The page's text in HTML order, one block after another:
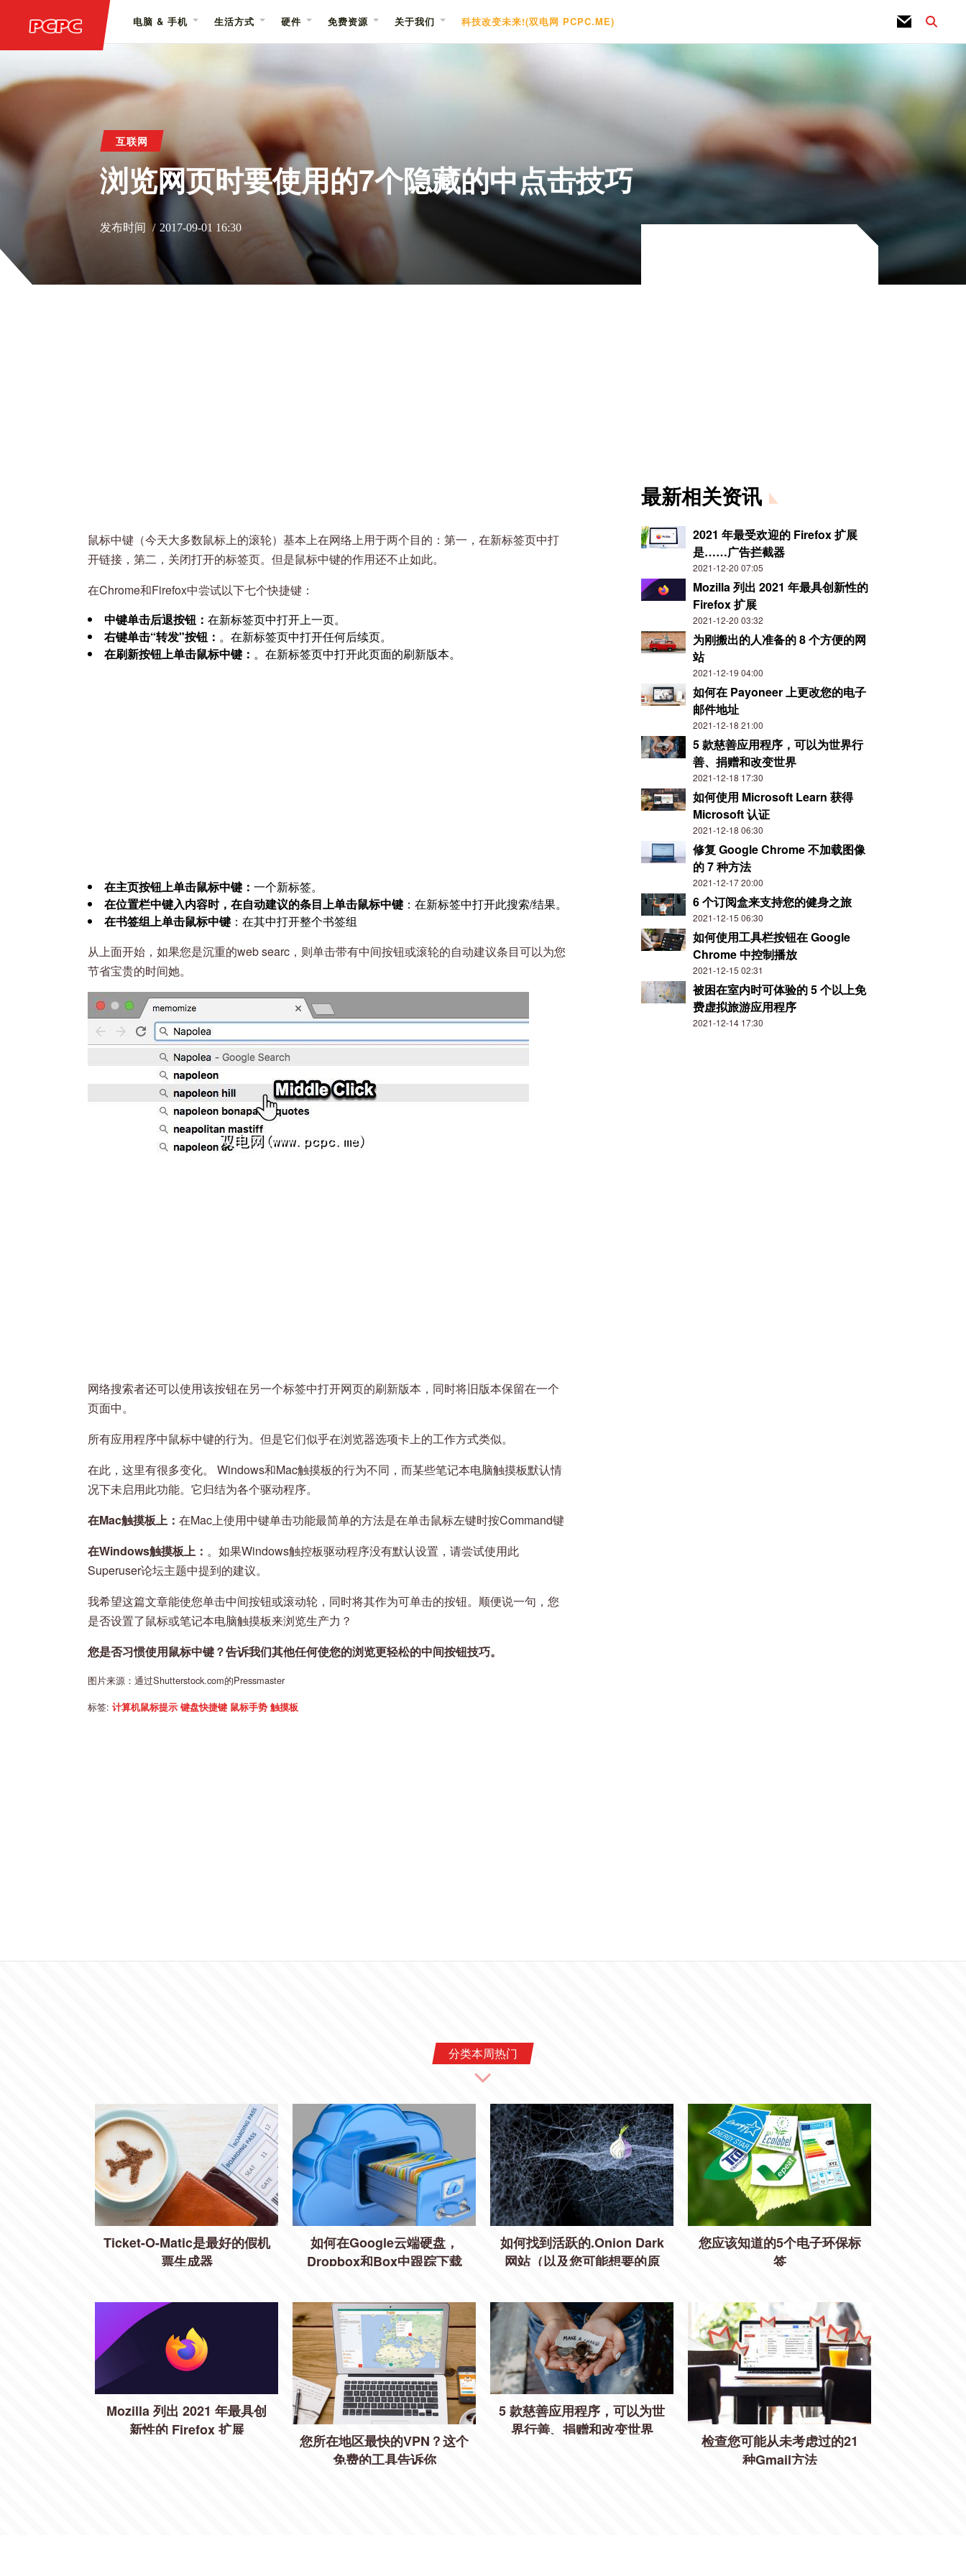
电脑 & 手机 生活方式 硬件 免费资源 关于我们 科技改变未来!(双电网 PCPC.ME)
互联网
浏览网页时要使用的7个隐藏的中点击技巧
发布时间 2017-09-01 16:30
鼠标中键（今天大多数鼠标上的滚轮）基本上在网络上用于两个目的：第一，在新标签页中打
开链接，第二，关闭打开的标签页。但是鼠标中键的作用还不止如此。
在Chrome和Firefox中尝试以下七个快捷键：
中键单击后退按钮： 在新标签页中打开上一页。
右键单击“转发"按钮： 。在新标签页中打开任何后续页。
在刷新按钮上单击鼠标中键： 。在新标签页中打开此页面的刷新版本。
在主页按钮上单击鼠标中键： 一个新标签。
在位置栏中键入内容时，在自动建议的条目上单击鼠标中键 ：在新标签中打开此搜索/结果。
在书签组上单击鼠标中键 ：在其中打开整个书签组
从上面开始，如果您是沉重的web searc，则单击带有中间按钮或滚轮的自动建议条目可以为您
节省宝贵的时间她。
网络搜索者还可以使用该按钮在另一个标签中打开网页的刷新版本，同时将旧版本保留在一个
页面中。
所有应用程序中鼠标中键的行为。但是它们似乎在浏览器选项卡上的工作方式类似。
在此，这里有很多变化。 Windows和Mac触摸板的行为不同，而某些笔记本电脑触摸板默认情
况下未启用此功能。它归结为各个驱动程序。
在Mac触摸板上： 在Mac上使用中键单击功能最简单的方法是在单击鼠标左键时按Command键
在Windows触摸板上： 。如果Windows触控板驱动程序没有默认设置，请尝试使用此
Superuser论坛主题中提到的建议。
我希望这篇文章能使您单击中间按钮或滚动轮，同时将其作为可单击的按钮。顺便说一句，您
是否设置了鼠标或笔记本电脑触摸板来浏览生产力？
您是否习惯使用鼠标中键？告诉我们其他任何使您的浏览更轻松的中间按钮技巧。
图片来源：通过Shutterstock.com的Pressmaster
标签: 计算机鼠标提示 键盘快捷键 鼠标手势 触摸板
最新相关资讯
2021 年最受欢迎的 Firefox 扩展
是……广告拦截器
2021-12-20 07:05
Mozilla 列出 2021 年最具创新性的
Firefox 扩展
2021-12-20 03:32
为刚搬出的人准备的 8 个方便的网
站
2021-12-19 04:00
如何在 Payoneer 上更改您的电子
邮件地址
2021-12-18 21:00
5 款慈善应用程序，可以为世界行
善、捐赠和改变世界
2021-12-18 17:30
如何使用 Microsoft Learn 获得
Microsoft 认证
2021-12-18 06:30
修复 Google Chrome 不加载图像
的 7 种方法
2021-12-17 20:00
6 个订阅盒来支持您的健身之旅
2021-12-15 06:30
如何使用工具栏按钮在 Google
Chrome 中控制播放
2021-12-15 02:31
被困在室内时可体验的 5 个以上免
费虚拟旅游应用程序
2021-12-14 17:30
分类本周热门
Ticket-O-Matic是最好的假机
票生成器
如何在Google云端硬盘，
Dropbox和Box中跟踪下载
如何找到活跃的.Onion Dark
网站（以及您可能想要的原
您应该知道的5个电子环保标
签
Mozilla 列出 2021 年最具创
新性的 Firefox 扩展
您所在地区最快的VPN？这个
免费的工具告诉你
5 款慈善应用程序，可以为世
界行善、捐赠和改变世界
检查您可能从未考虑过的21
种Gmail方法